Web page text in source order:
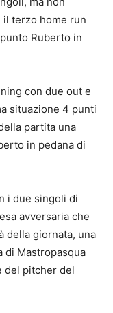
il terzo home run
Ruberto in
con due out e
situazione 4 punti
partita una
in pedana di
i due singoli di
avversaria che
della giornata, una
di Mastropasqua
del pitcher del